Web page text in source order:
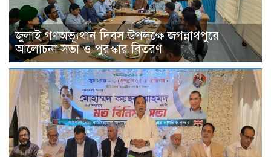
জুলাই গণঅভ্যূথান দিবস উপলক্ষে জগন্নাথপুরে
আলোচনা সভা ও পুরস্কার বিতরণ